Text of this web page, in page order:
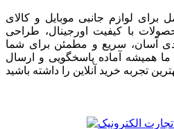
لوازم جانبی موبایل و کالای
با کیفیت اورجینال، طراحی
آسان، سریع و مطمئن برای شما
ما همیشه آماده پاسخگویی و ارسال